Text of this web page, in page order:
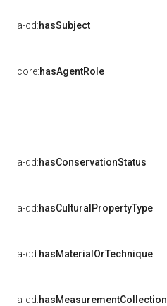
a-cd:hasSubject
core:hasAgentRole
a-dd:hasConservationStatus
a-dd:hasCulturalPropertyType
a-dd:hasMaterialOrTechnique
a-dd:hasMeasurementCollection